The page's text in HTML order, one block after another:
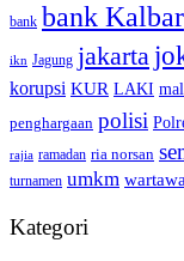
bank bank Kalbar
ikn Jagung jakarta
korupsi KUR LAKI
penghargaan polisi
rajia ramadan ria norsan
turnamen umkm
Kategori